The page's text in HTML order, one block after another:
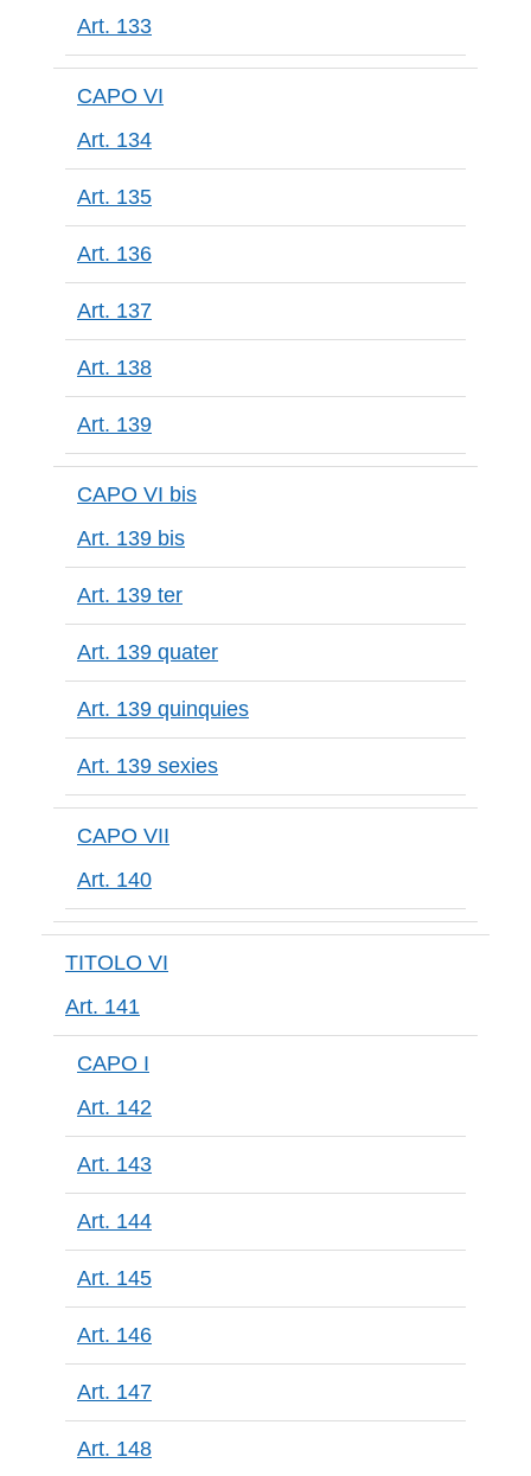
Art. 133
CAPO VI
Art. 134
Art. 135
Art. 136
Art. 137
Art. 138
Art. 139
CAPO VI bis
Art. 139 bis
Art. 139 ter
Art. 139 quater
Art. 139 quinquies
Art. 139 sexies
CAPO VII
Art. 140
TITOLO VI
Art. 141
CAPO I
Art. 142
Art. 143
Art. 144
Art. 145
Art. 146
Art. 147
Art. 148